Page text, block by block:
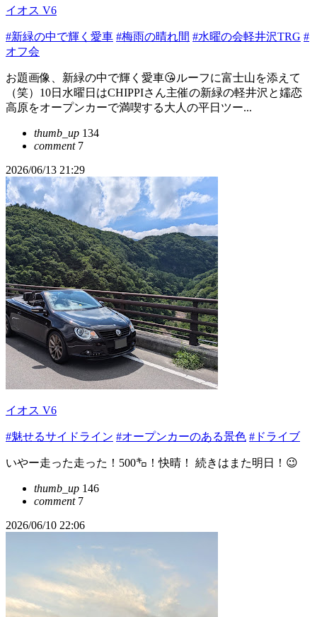
イオス V6
#新緑の中で輝く愛車 #梅雨の晴れ間 #水曜の会軽井沢TRG #
オフ会
お題画像、新緑の中で輝く愛車😘ルーフに富士山を添えて
（笑）10日水曜日はCHIPPIさん主催の新緑の軽井沢と嬬恋
高原をオープンカーで満喫する大人の平日ツー...
thumb_up 134
comment7
2026/06/13 21:29
イオス V6
#魅せるサイドライン #オープンカーのある景色 #ドライブ
いやー走った走った！500㌔！快晴！ 続きはまた明日！😉
thumb_up 146
comment7
2026/06/10 22:06